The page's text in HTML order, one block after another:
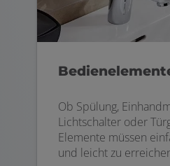
Ob Spülung,
Lichtschalter oder
Elemente müssen
und leicht zu